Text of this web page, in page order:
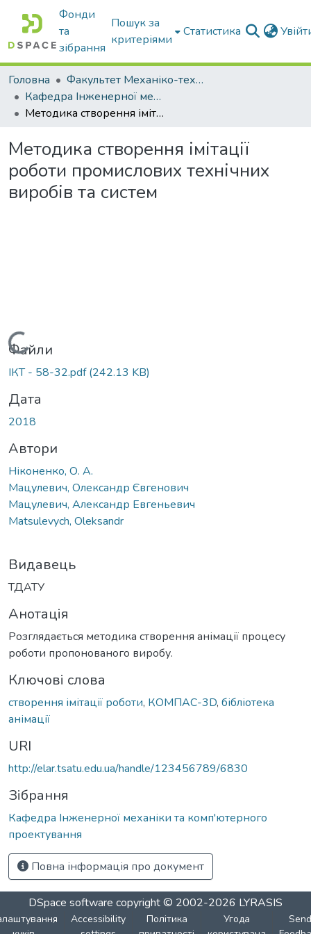
Фонди
та
зібрання
Пошук за
критеріями
Статистика
Головна
Факультет Механіко-технологічний
Кафедра Інженерної механіки та комп'ютерного проектування
Методика створення імітації роботи промислових технічних виробів та систем
Методика створення імітації
роботи промислових технічних
виробів та систем
Вантажиться...
Файли
ІКТ - 58-32.pdf(242.13 KB)
Дата
2018
Автори
Ніконенко, О. А.
Мацулевич, Олександр Євгенович
Мацулевич, Александр Евгеньевич
Matsulevych, Oleksandr
Видавець
ТДАТУ
Анотація
Розглядається методика створення анімації процесу
роботи пропонованого виробу.
Ключові слова
створення імітації роботи, КОМПАС-3D, бібліотека
анімації
URI
http://elar.tsatu.edu.ua/handle/123456789/6830
Зібрання
Кафедра Інженерної механіки та комп'ютерного
проектування
Повна інформація про документ
DSpace software copyright © 2002-2026 LYRASIS
Accessibility
Політика
Угода
Send